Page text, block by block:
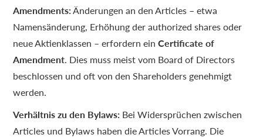
Amendments:Änderungen an den Articles – etwa
Namensänderung, Erhöhung der authorized shares oder
neue Aktienklassen – erfordern ein Certificate of
Amendment. Dies muss meist vom Board of Directors
beschlossen und oft von den Shareholders genehmigt
werden.
Verhältnis zu den Bylaws: Bei Widersprüchen zwischen
Articles und Bylaws haben die Articles Vorrang. Die